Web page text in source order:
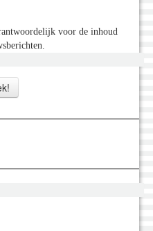
voor de inhoud